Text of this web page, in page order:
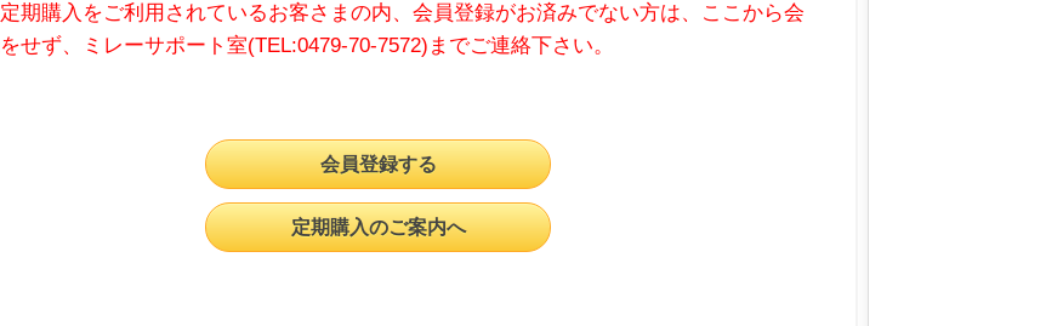
期購入をご利用されているお客さまの内、会員登録がお済みでない方は、ここから会
せず、ミレーサポート室(TEL:0479-70-7572)までご連絡下さい。
会員登録する
定期購入のご案内へ